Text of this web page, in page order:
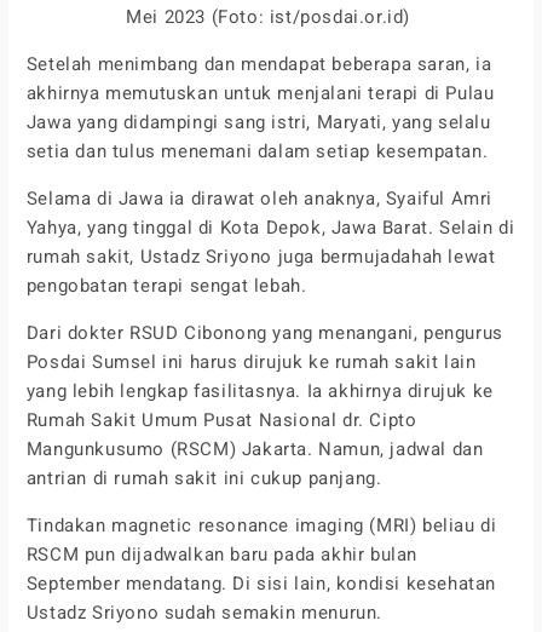
Mei 2023 (Foto: ist/posdai.or.id)
Setelah menimbang dan mendapat beberapa saran, ia
akhirnya memutuskan untuk menjalani terapi di Pulau
Jawa yang didampingi sang istri, Maryati, yang selalu
setia dan tulus menemani dalam setiap kesempatan.
Selama di Jawa ia dirawat oleh anaknya, Syaiful Amri
Yahya, yang tinggal di Kota Depok, Jawa Barat. Selain di
rumah sakit, Ustadz Sriyono juga bermujadahah lewat
pengobatan terapi sengat lebah.
Dari dokter RSUD Cibonong yang menangani, pengurus
Posdai Sumsel ini harus dirujuk ke rumah sakit lain
yang lebih lengkap fasilitasnya. Ia akhirnya dirujuk ke
Rumah Sakit Umum Pusat Nasional dr. Cipto
Mangunkusumo (RSCM) Jakarta. Namun, jadwal dan
antrian di rumah sakit ini cukup panjang.
Tindakan magnetic resonance imaging (MRI) beliau di
RSCM pun dijadwalkan baru pada akhir bulan
September mendatang. Di sisi lain, kondisi kesehatan
Ustadz Sriyono sudah semakin menurun.